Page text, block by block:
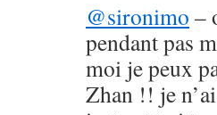
@sironimo –
pendant pas
moi je peux
Zhan !! je